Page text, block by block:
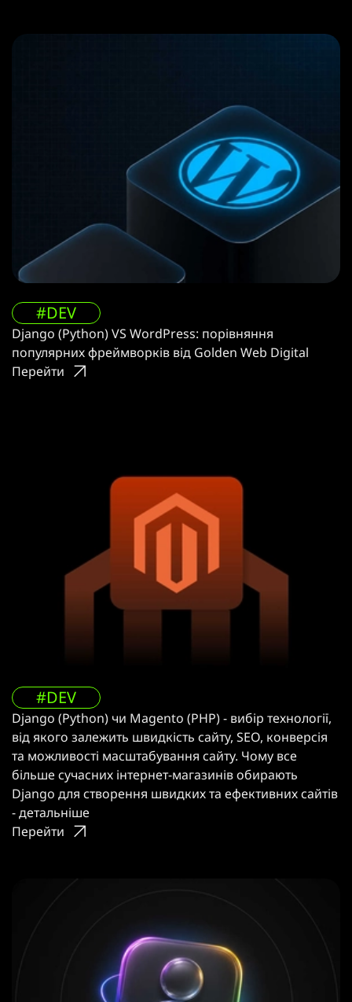
#DEV
Django (Python) VS WordPress: порівняння
популярних фреймворків від Golden Web Digital
Перейти
#DEV
Django (Python) чи Magento (PHP) - вибір технології,
від якого залежить швидкість сайту, SEO, конверсія
та можливості масштабування сайту. Чому все
більше сучасних інтернет-магазинів обирають
Django для створення швидких та ефективних сайтів
- детальніше
Перейти